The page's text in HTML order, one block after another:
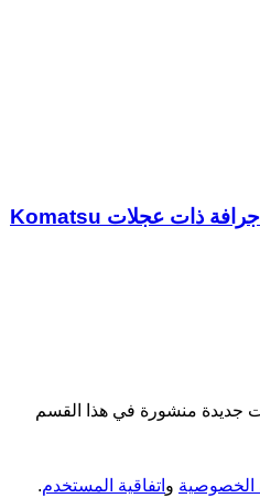
المحرك 419-01-A2000 لـ جرافة ذات عجلات Komatsu
جديدة منشورة في هذا القسم
الخصوصية و اتفاقية المستخدم.